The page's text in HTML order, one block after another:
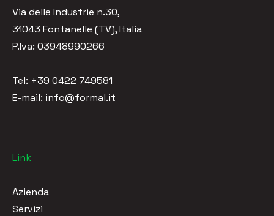
Via delle Industrie n.30,
31043 Fontanelle (TV), Italia
P.Iva: 03948990266
Tel: +39 0422 749581
E-mail: info@formal.it
Link
Azienda
Servizi